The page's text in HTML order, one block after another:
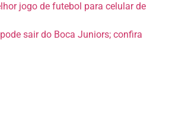
jogo de futebol para celular de
sair do Boca Juniors; confira